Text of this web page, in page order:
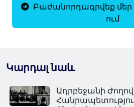
Կարդալ նաև
Բաժանորդագրվեք մեր
ում